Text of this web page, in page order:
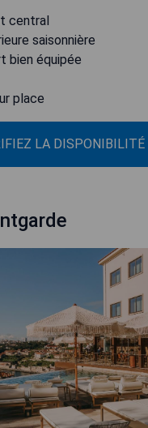
central
saisonnière
bien équipée
place
LA DISPONIBILITÉ